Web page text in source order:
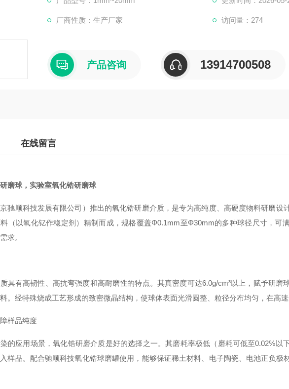
厂商性质：生产厂家 访问量：274
产品咨询 13914700508
在线留言
磨球， 实验室氧化锆研磨球
驰顺科技发展有限公司）推出的氧化锆研磨介质，是专为高纯度、高硬度物料研磨设
（以氧化钇作稳定剂）精制而成，规格覆盖Φ0.1mm至Φ30mm的多种球径尺寸，可
求。
具有高韧性、高抗弯强度和高耐磨性的特点。其真密度可达6.0g/cm³以上，赋予研磨
。经特殊烧成工艺形成的致密微晶结构，使球体表面光滑圆整、粒径分布均匀，在高
样品纯度
的应用场景，氧化锆研磨介质是好的选择之一。其磨耗率极低（磨耗可低至0.02%以
样品。配合驰顺科技氧化锆球磨罐使用，能够保证稀土材料、电子陶瓷、电池正负极